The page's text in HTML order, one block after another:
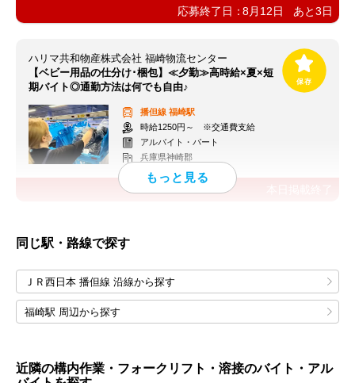
応募終了日：8月12日 あと3日
ハリマ共和物産株式会社 福崎物流センター
【ベビー用品の仕分け･梱包】≪夕勤≫高時給×夏×短
期バイト◎通勤方法は何でも自由♪
播但線 福崎駅
時給1250円～ ※交通費支給
アルバイト・パート
兵庫県神崎郡
同じ駅・路線で探す
ＪＲ西日本 播但線 沿線から探す
福崎駅 周辺から探す
近隣の構内作業・フォークリフト・溶接のバイト・アル